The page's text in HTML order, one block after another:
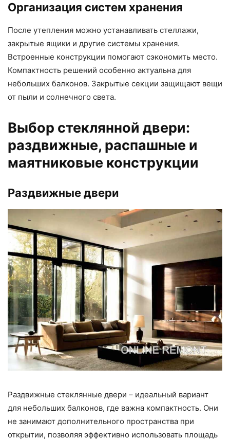
Организация систем хранения
После утепления можно устанавливать стеллажи,
закрытые ящики и другие системы хранения.
Встроенные конструкции помогают сэкономить место.
Компактность решений особенно актуальна для
небольших балконов. Закрытые секции защищают вещи
от пыли и солнечного света.
Выбор стеклянной двери:
раздвижные, распашные и
маятниковые конструкции
Раздвижные двери
Раздвижные стеклянные двери – идеальный вариант
для небольших балконов, где важна компактность. Они
не занимают дополнительного пространства при
открытии, позволяя эффективно использовать площадь